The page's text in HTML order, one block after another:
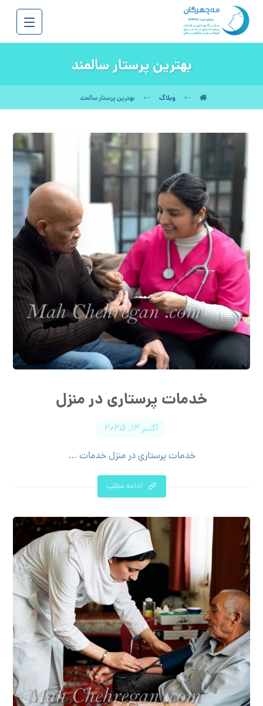
بهترین پرستار سالمند
وبلاگ بهترین پرستار سالمند
خدمات پرستاری در منزل
اکتبر ۱۴, ۲۰۲۵
خدمات پرستاری در منزل خدمات ...
ادامه مطلب